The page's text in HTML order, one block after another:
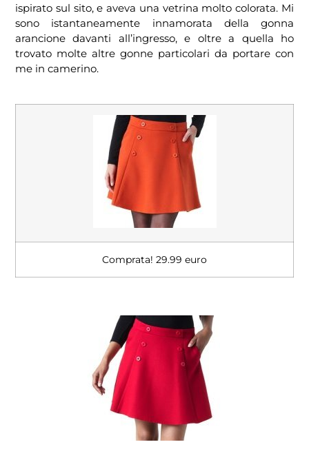
ispirato sul sito, e aveva una vetrina molto colorata. Mi
sono istantaneamente innamorata della gonna
arancione davanti all’ingresso, e oltre a quella ho
trovato molte altre gonne particolari da portare con
me in camerino.
Comprata! 29.99 euro